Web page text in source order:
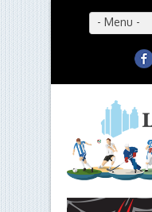
- Menu -